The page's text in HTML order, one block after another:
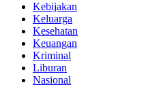
Kebijakan
Keluarga
Kesehatan
Keuangan
Kriminal
Liburan
Nasional